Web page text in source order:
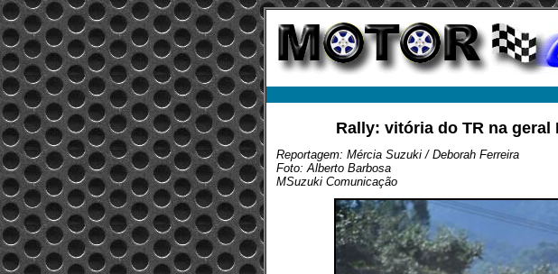
Rally: vitória do TR na
Reportagem: Mércia Suzuki / Deborah Ferreira
Foto: Alberto Barbosa
MSuzuki Comunicação